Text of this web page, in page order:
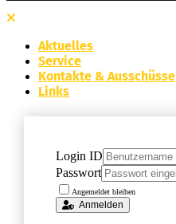
Aktuelles
Service
Kontakte & Ausschüsse
Links
Login ID
Passwort
Angemeldet bleiben
Anmelden